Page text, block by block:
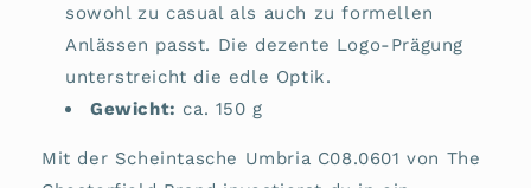
sowohl zu casual als auch zu formellen
Anlässen passt. Die dezente Logo-Prägung
unterstreicht die edle Optik.
Gewicht: ca. 150 g
Mit der Scheintasche Umbria C08.0601 von The